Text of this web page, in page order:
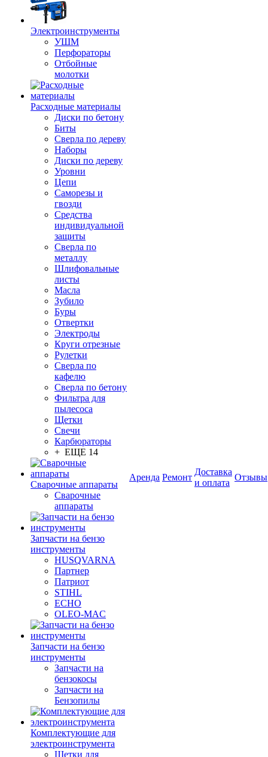
Электроинструменты
УШМ
Перфораторы
Отбойные
молотки
Расходные материалы
Диски по бетону
Биты
Сверла по дереву
Наборы
Диски по дереву
Уровни
Цепи
Саморезы и
гвозди
Средства
индивидуальной
защиты
Сверла по
металлу
Шлифовальные
листы
Масла
Зубило
Буры
Отвертки
Электроды
Круги отрезные
Рулетки
Сверла по
кафелю
Сверла по бетону
Фильтра для
пылесоса
Щетки
Свечи
Карбюраторы
+ ЕЩЕ 14
Сварочные аппараты
Сварочные
аппараты
Запчасти на бензо
инструменты
HUSQVARNA
Партнер
Патриот
STIHL
ECHO
OLEO-MAC
Запчасти на бензо
инструменты
Запчасти на
бензокосы
Запчасти на
Бензопилы
Комплектующие для
электроинструмента
Щетки для
Аренда Ремонт
Доставка
и оплата
Отзывы